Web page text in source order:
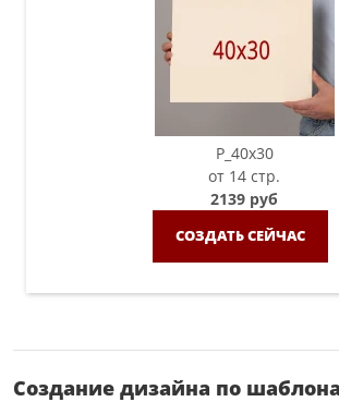
P_40х30
от 14 стр.
2139 руб
СОЗДАТЬ СЕЙЧАС
Создание дизайна по